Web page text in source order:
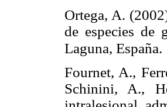
Ortega, A.
de especies de
Laguna, España.
Fournet, A.,
Schinini, A.,